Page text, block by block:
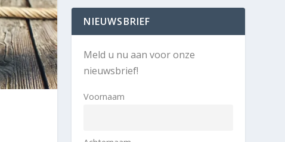
NIEUWSBRIEF
Meld u nu aan voor onze
nieuwsbrief!
Voornaam